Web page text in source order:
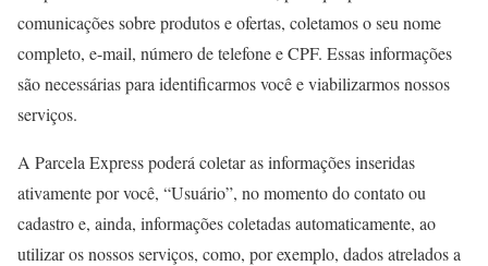
comunicações sobre produtos e ofertas, coletamos o seu nome
completo, e-mail, número de telefone e CPF. Essas informações
são necessárias para identificarmos você e viabilizarmos nossos
serviços.
A Parcela Express poderá coletar as informações inseridas
ativamente por você, “Usuário”, no momento do contato ou
cadastro e, ainda, informações coletadas automaticamente, ao
utilizar os nossos serviços, como, por exemplo, dados atrelados a